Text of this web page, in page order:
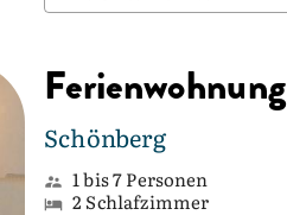
Ferienwohnung
Schönberg
1 bis 7 Personen
2 Schlafzimmer